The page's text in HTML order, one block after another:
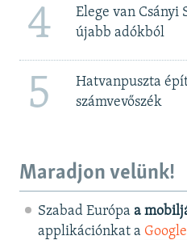
4
Elege van Csányi
újabb adókból
5
Hatvanpuszta
számvevőszék
Maradjon velünk!
Szabad Európa a
applikációnkat a